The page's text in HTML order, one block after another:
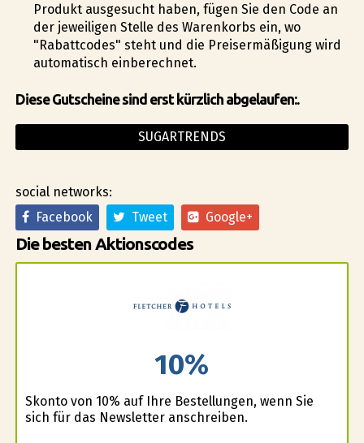
Produkt ausgesucht haben, fügen Sie den Code an
der jeweiligen Stelle des Warenkorbs ein, wo
"Rabattcodes" steht und die Preisermäßigung wird
automatisch einberechnet.
Diese Gutscheine sind erst kürzlich abgelaufen:.
SUGARTRENDS
social networks:
Facebook
Tweet Google+
Die besten Aktionscodes
10%
Skonto von 10% auf Ihre Bestellungen, wenn Sie
sich für das Newsletter anschreiben.